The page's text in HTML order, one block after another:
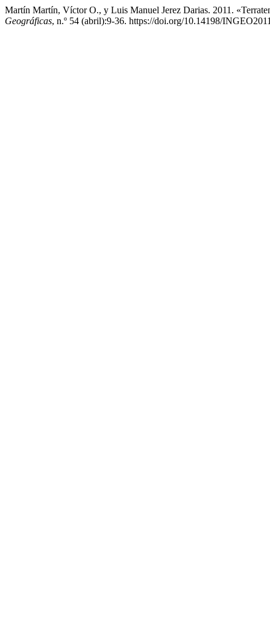
Martín Martín, Víctor O., y Luis Manuel Jerez Darias. 2011.
Geográficas, n.º 54 (abril):9-36. https://doi.org/10.14198/